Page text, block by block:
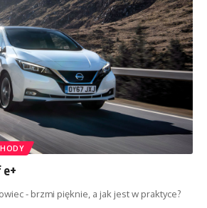
- brzmi pięknie, a jak jest w praktyce?